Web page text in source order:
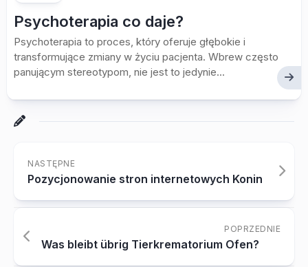
Psychoterapia co daje?
Psychoterapia to proces, który oferuje głębokie i
transformujące zmiany w życiu pacjenta. Wbrew często
panującym stereotypom, nie jest to jedynie...
NASTĘPNE
Pozycjonowanie stron internetowych Konin
POPRZEDNIE
Was bleibt übrig Tierkrematorium Ofen?